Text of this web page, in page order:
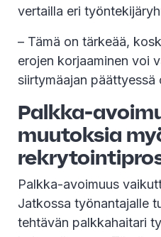
vertailla eri
– Tämä on tärkeää,
erojen korjaaminen voi
siirtymäajan päättyessä
Palkka-
muutoksia
Palkka-avoimuus
Jatkossa työnantajalle
tehtävän palkkahaitari